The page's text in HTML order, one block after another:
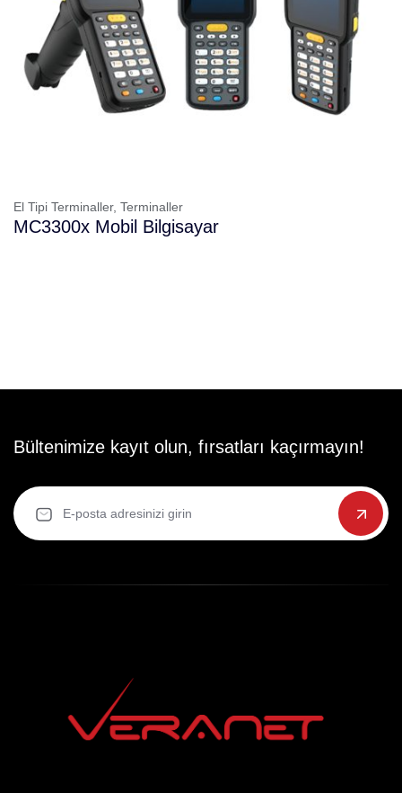
El Tipi Terminaller, Terminaller
MC3300x Mobil Bilgisayar
Bültenimize kayıt olun, fırsatları kaçırmayın!